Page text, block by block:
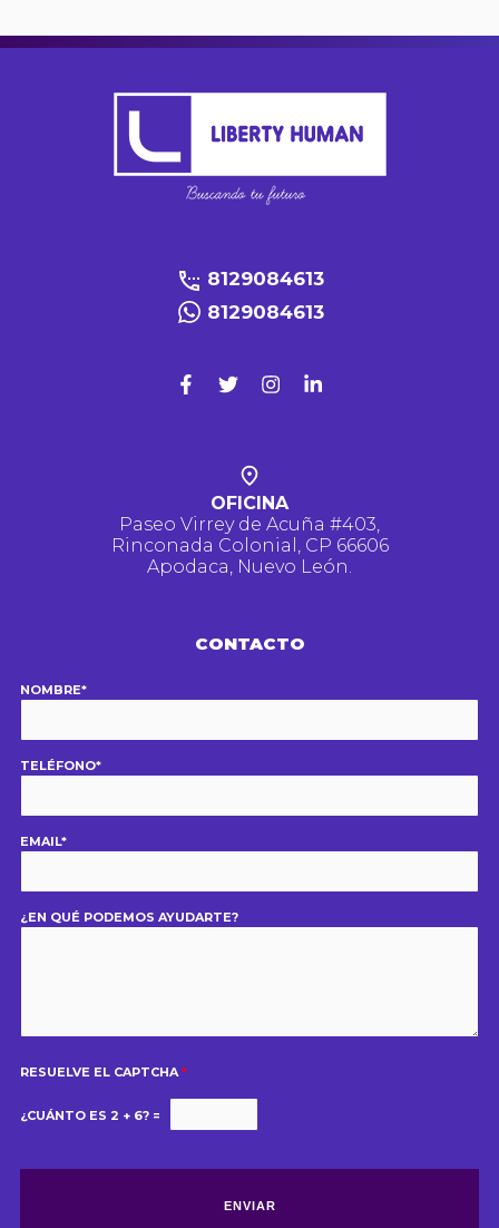
8129084613
8129084613
OFICINA
Paseo Virrey de Acuña #403,
Rinconada Colonial, CP 66606
Apodaca, Nuevo León.
CONTACTO
NOMBRE*
TELÉFONO*
EMAIL*
¿EN QUÉ PODEMOS AYUDARTE?
RESUELVE EL CAPTCHA*
¿CUÁNTO ES 2 + 6? =